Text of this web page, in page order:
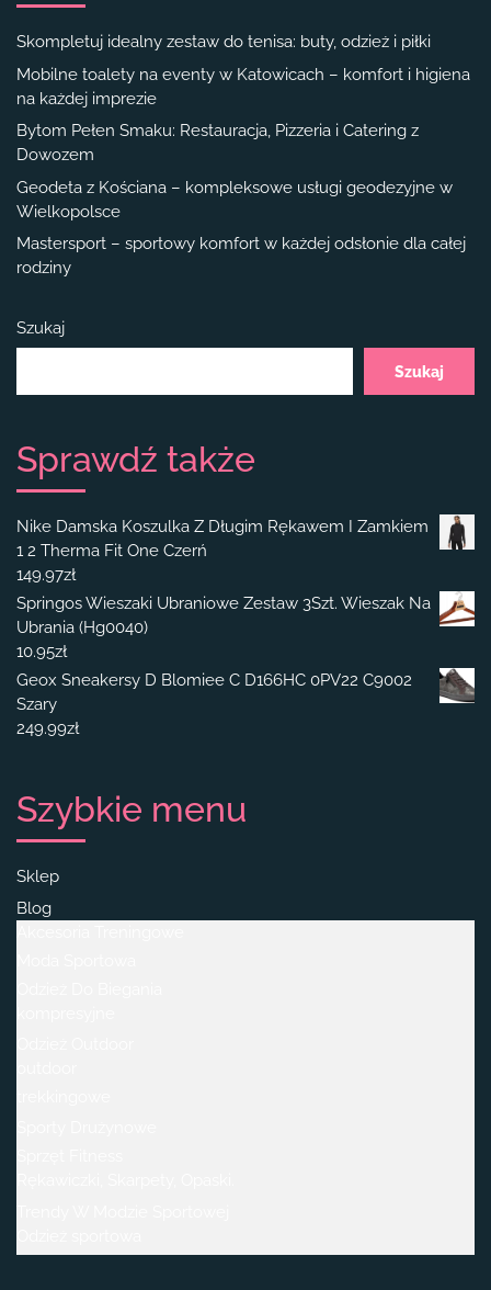
Skompletuj idealny zestaw do tenisa: buty, odzież i piłki
Mobilne toalety na eventy w Katowicach – komfort i higiena
na każdej imprezie
Bytom Pełen Smaku: Restauracja, Pizzeria i Catering z
Dowozem
Geodeta z Kościana – kompleksowe usługi geodezyjne w
Wielkopolsce
Mastersport – sportowy komfort w każdej odsłonie dla całej
rodziny
Szukaj
Szukaj
Sprawdź także
Nike Damska Koszulka Z Długim Rękawem I Zamkiem
1 2 Therma Fit One Czerń
149.97zł
Springos Wieszaki Ubraniowe Zestaw 3Szt. Wieszak Na
Ubrania (Hg0040)
10.95zł
Geox Sneakersy D Blomiee C D166HC 0PV22 C9002
Szary
249.99zł
Szybkie menu
Sklep
Blog